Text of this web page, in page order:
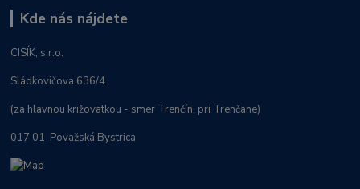
Kde nás nájdete
CISÍK, s.r.o.
Sládkovičova 636/4
(za hlavnou križovatkou - smer Trenčín, pri Trenčane)
017 01 Považská Bystrica